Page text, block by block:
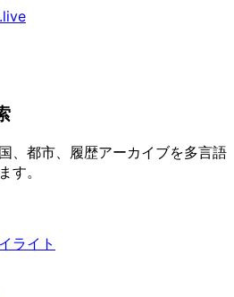
、都市、履歴アーカイブを多言語
す。
ライト